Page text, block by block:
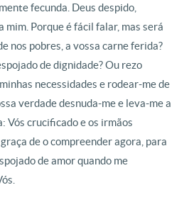
fecunda. Deus despido,
mim. Porque é fácil falar, mas será
nos pobres, a vossa carne ferida?
de dignidade? Ou rezo
necessidades e rodear-me de
verdade desnuda-me e leva-me a
Vós crucificado e os irmãos
de o compreender agora, para
de amor quando me